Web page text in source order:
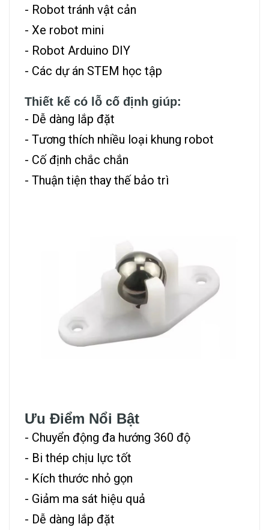
- Robot tránh vật cản
- Xe robot mini
- Robot Arduino DIY
- Các dự án STEM học tập
Thiết kế có lỗ cố định giúp:
- Dễ dàng lắp đặt
- Tương thích nhiều loại khung robot
- Cố định chắc chắn
- Thuận tiện thay thế bảo trì
Ưu Điểm Nổi Bật
- Chuyển động đa hướng 360 độ
- Bi thép chịu lực tốt
- Kích thước nhỏ gọn
- Giảm ma sát hiệu quả
- Dễ dàng lắp đặt